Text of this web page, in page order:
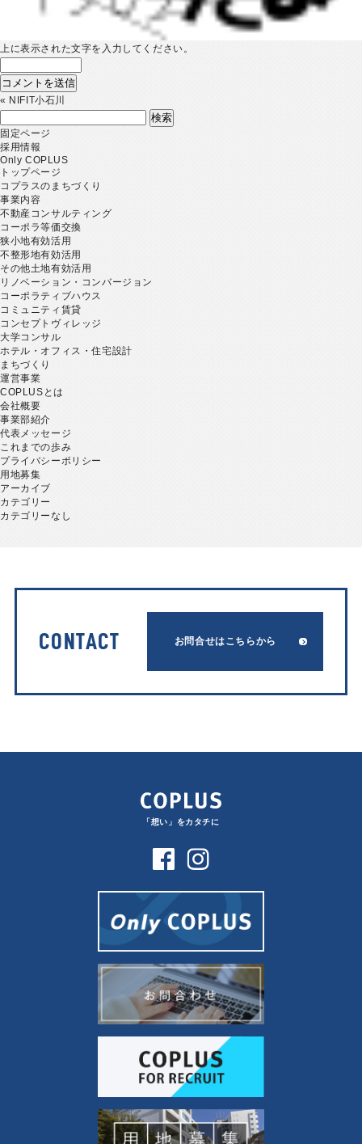
上に表示された文字を入力してください。
« NIFIT小石川
索:
固定ページ
採用情報
Only COPLUS
トップページ
コプラスのまちづくり
事業内容
不動産コンサルティング
コーポラ等価交換
狭小地有効活用
不整形地有効活用
その他土地有効活用
リノベーション・コンバージョン
コーポラティブハウス
コミュニティ賃貸
コンセプトヴィレッジ
大学コンサル
ホテル・オフィス・住宅設計
まちづくり
運営事業
COPLUSとは
会社概要
事業部紹介
代表メッセージ
これまでの歩み
プライバシーポリシー
用地募集
アーカイブ
カテゴリー
カテゴリーなし
CONTACT お問合せはこちらから
「想い」をカタチに